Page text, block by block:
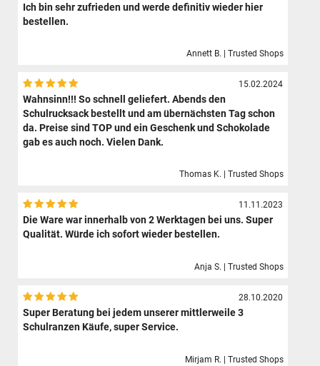
Ich bin sehr zufrieden und werde definitiv wieder hier
bestellen.
Annett B. | Trusted Shops
15.02.2024
Wahnsinn!!! So schnell geliefert. Abends den
Schulrucksack bestellt und am übernächsten Tag schon
da. Preise sind TOP und ein Geschenk und Schokolade
gab es auch noch. Vielen Dank.
Thomas K. | Trusted Shops
11.11.2023
Die Ware war innerhalb von 2 Werktagen bei uns. Super
Qualität. Würde ich sofort wieder bestellen.
Anja S. | Trusted Shops
28.10.2020
Super Beratung bei jedem unserer mittlerweile 3
Schulranzen Käufe, super Service.
Mirjam R. | Trusted Shops